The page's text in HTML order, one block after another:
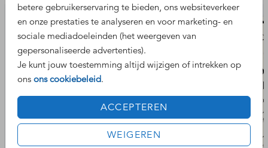
betere gebruikerservaring te bieden, ons websiteverkeer
en onze prestaties te analyseren en voor marketing- en
sociale mediadoeleinden (het weergeven van
gepersonaliseerde advertenties).
Je kunt jouw toestemming altijd wijzigen of intrekken op
ons ons cookiebeleid.
ACCEPTEREN
WEIGEREN